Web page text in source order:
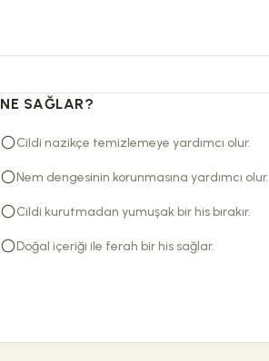
NE SAĞLAR?
Cildi nazikçe temizlemeye yardımcı olur.
Nem dengesinin korunmasına yardımcı olur.
Cildi kurutmadan yumuşak bir his bırakır.
Doğal içeriği ile ferah bir his sağlar.